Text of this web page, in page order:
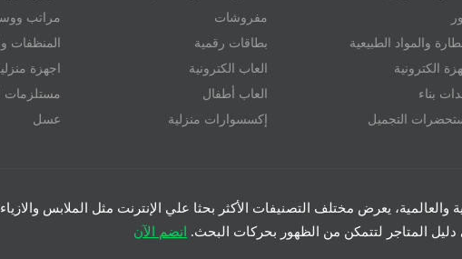
مفروشات مراتب
والمواد الطبيعية بطاقات رقمية المنظفات
الكترونية العاب الكترونية اجهزة
بناء العاب أطفال مستلزمات
التجميل إكسسوارات منزلية عسل
والعالمية، يعرض مختلف التصنيفات الأكثر بحثا علي الإنترنت مثل الملابس
دليل المتاجر لتتمكن من الظهور بحركات البحث.
انضم الآن